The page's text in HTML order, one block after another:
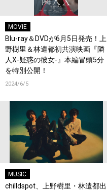
MOVIE
Blu-ray＆DVDが6月5日発売！上
野樹里＆林遣都初共演映画『隣
人X‐疑惑の彼女‐』本編冒頭5分
を特別公開！
2024/6/5
MUSIC
chilldspot、上野樹里・林遣都出